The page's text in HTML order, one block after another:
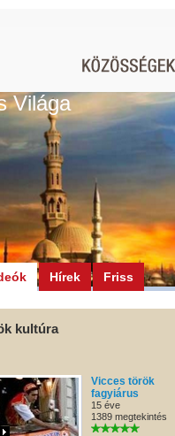
Világa
Hírek Friss
kultúra
Vicces török
fagyiárus
15 éve
1389 megtekintés